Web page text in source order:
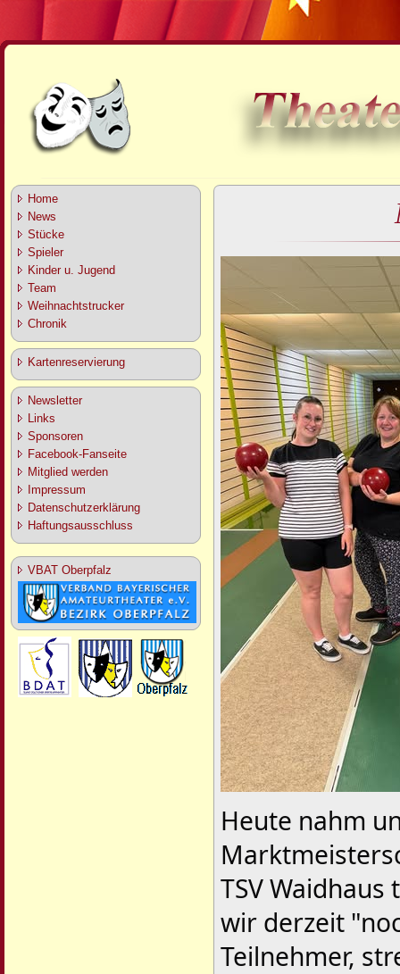
Home
News
Stücke
Spieler
Kinder u. Jugend
Team
Weihnachtstrucker
Chronik
Kartenreservierung
Newsletter
Links
Sponsoren
Facebook-Fanseite
Mitglied werden
Impressum
Datenschutzerklärung
Haftungsausschluss
VBAT Oberpfalz
Heute nahm
TSV
wir derzeit
Teilnehmer,